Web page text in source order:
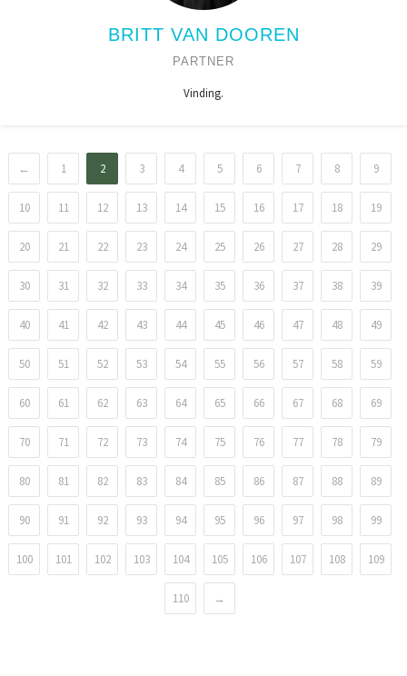
BRITT VAN DOOREN
PARTNER
Vinding.
← 1 2 3 4 5 6 7 8 9
10 11 12 13 14 15 16 17 18 19
20 21 22 23 24 25 26 27 28 29
30 31 32 33 34 35 36 37 38 39
40 41 42 43 44 45 46 47 48 49
50 51 52 53 54 55 56 57 58 59
60 61 62 63 64 65 66 67 68 69
70 71 72 73 74 75 76 77 78 79
80 81 82 83 84 85 86 87 88 89
90 91 92 93 94 95 96 97 98 99
100 101 102 103 104 105 106 107 108 109
110 →